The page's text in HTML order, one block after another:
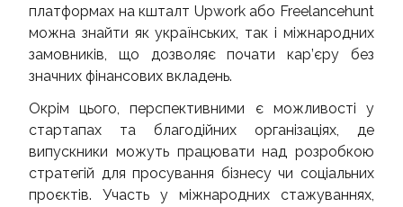
платформах на кшталт Upwork або Freelancehunt
можна знайти як українських, так і міжнародних
замовників, що дозволяє почати кар’єру без
значних фінансових вкладень.
Окрім цього, перспективними є можливості у
стартапах та благодійних організаціях, де
випускники можуть працювати над розробкою
стратегій для просування бізнесу чи соціальних
проєктів. Участь у міжнародних стажуваннях,